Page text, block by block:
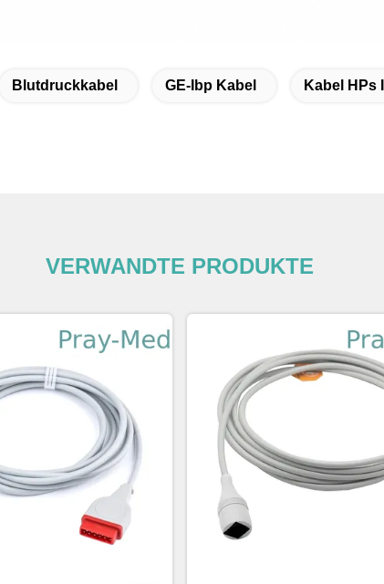
Blutdruckkabel GE-Ibp Kabel Kabel HPs
VERWANDTE PRODUKTE